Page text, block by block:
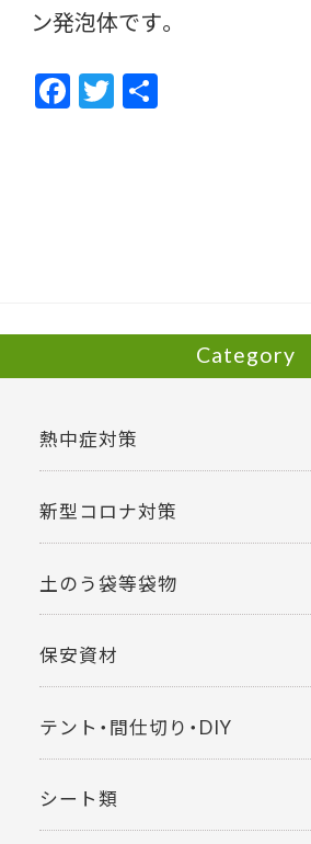
ン発泡体です。
F
ac
T
w
Category
熱中症対策
新型コロナ対策
土のう袋等袋物
保安資材
テント・間仕切り・DIY
シート類